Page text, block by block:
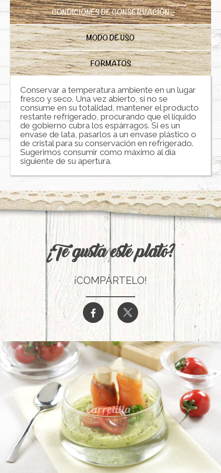
CONDICIONES DE CONSERVACIÓN
MODO DE USO
FORMATOS
Conservar a temperatura ambiente en un lugar
fresco y seco. Una vez abierto, si no se
consume en su totalidad, mantener el producto
restante refrigerado, procurando que el líquido
de gobierno cubra los espárragos. Si es un
envase de lata, pasarlos a un envase plástico o
de cristal para su conservación en refrigerado.
Sugerimos consumir como máximo al día
siguiente de su apertura.
¿Te gusta este plato?
¡COMPÁRTELO!
b a